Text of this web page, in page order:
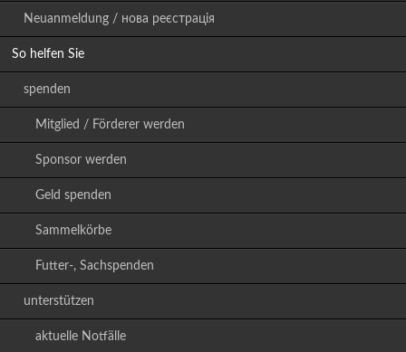
Neuanmeldung / нова реєстрація
So helfen Sie
spenden
Mitglied / Förderer werden
Sponsor werden
Geld spenden
Sammelkörbe
Futter-, Sachspenden
unterstützen
aktuelle Notfälle